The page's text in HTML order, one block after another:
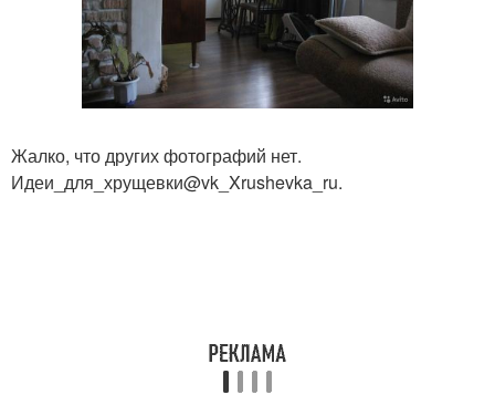
Жалко, что других фотографий нет.
Идеи_для_хрущевки@vk_Xrushevka_ru.